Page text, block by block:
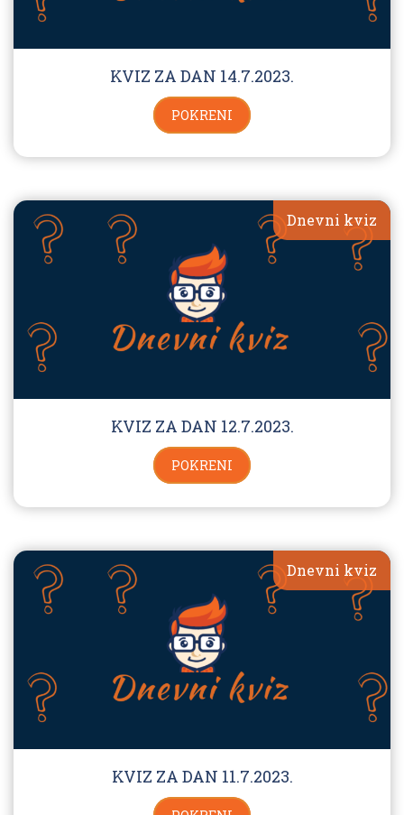
KVIZ ZA DAN 14.7.2023.
POKRENI
Dnevni kviz
KVIZ ZA DAN 12.7.2023.
POKRENI
Dnevni kviz
KVIZ ZA DAN 11.7.2023.